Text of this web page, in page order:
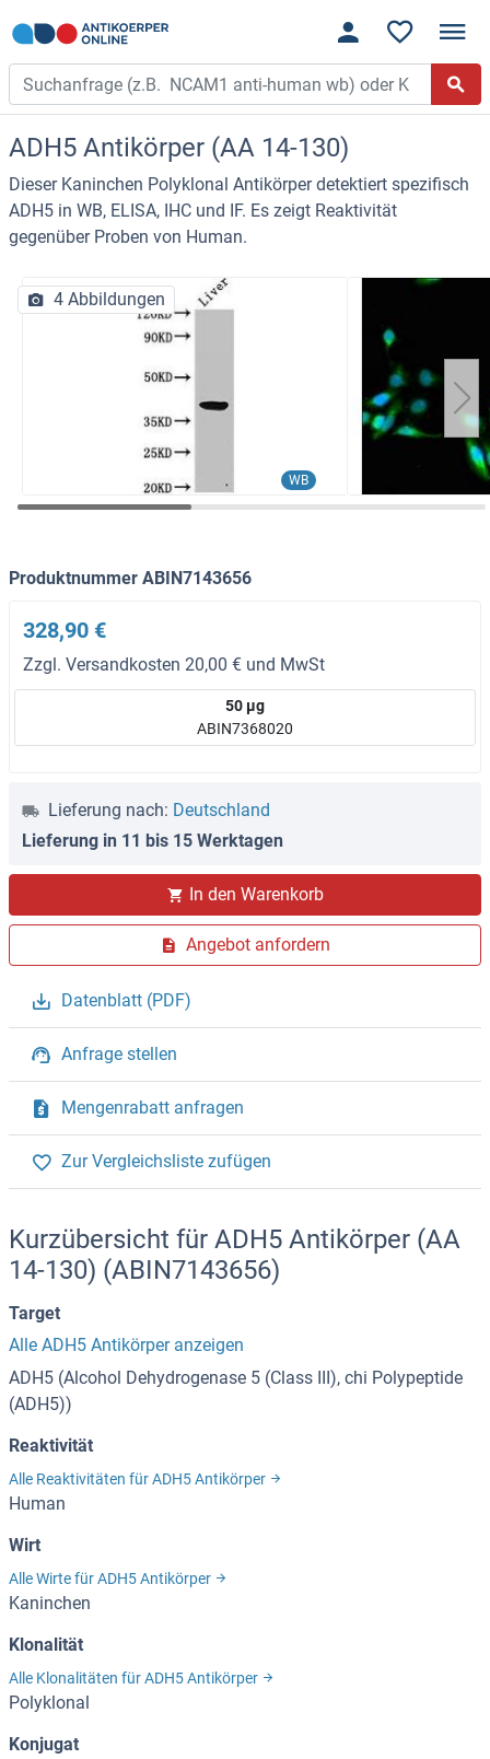
ADH5 Antikörper (AA 14-130)
Dieser Kaninchen Polyklonal Antikörper detektiert spezifisch
ADH5 in WB, ELISA, IHC und IF. Es zeigt Reaktivität
gegenüber Proben von Human.
WB
4 Abbildungen
Produktnummer ABIN7143656
328,90 €
Zzgl. Versandkosten 20,00 € und MwSt
50 μg
ABIN7368020
Lieferung nach: Deutschland
Lieferung in 11 bis 15 Werktagen
In den Warenkorb
Angebot anfordern
Datenblatt (PDF)
Anfrage stellen
Mengenrabatt anfragen
Zur Vergleichsliste zufügen
Kurzübersicht für ADH5 Antikörper (AA
14-130) (ABIN7143656)
Target
Alle ADH5 Antikörper anzeigen
ADH5 (Alcohol Dehydrogenase 5 (Class III), chi Polypeptide
(ADH5))
Reaktivität
Alle Reaktivitäten für ADH5 Antikörper
Human
Wirt
Alle Wirte für ADH5 Antikörper
Kaninchen
Klonalität
Alle Klonalitäten für ADH5 Antikörper
Polyklonal
Konjugat